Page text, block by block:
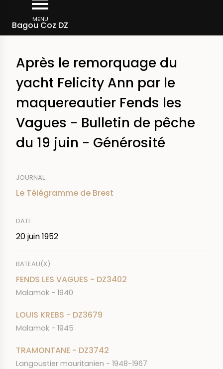
contenu
MENU
Bagou Coz DZ
d'Ariane
Rechercher dans la presse
Après le remorquage du
yacht Felicity Ann par le
maquereautier Fends les
Vagues - Bulletin de pêche
du 19 juin - Générosité
JOURNAL
Le Télégramme de Brest
DATE
20 juin 1952
BATEAU(X)
FENDS LES VAGUES - DZ3402
Malamok - 1940
LOUIS KREBS - DZ3679
Malamok - 1945
TRAMONTANE - DZ3742
Langoustier mauritanien - 1948-1967